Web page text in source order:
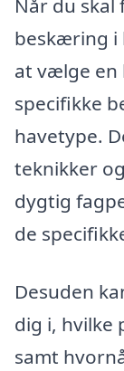
Når du
beskæring i
at vælge en
specifikke
havetype.
teknikker
dygtig
de
Desuden
dig i,
samt